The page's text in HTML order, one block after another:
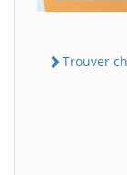
Trouver